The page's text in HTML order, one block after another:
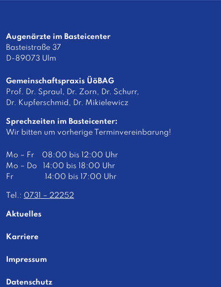
Augenärzte im Basteicenter
Basteistraße 37
D-89073 Ulm
Gemeinschaftspraxis ÜöBAG
Prof. Dr. Spraul, Dr. Zorn, Dr. Schurr,
Dr. Kupferschmid, Dr. Mikielewicz
Sprechzeiten im Basteicenter:
Wir bitten um vorherige Terminvereinbarung!
Mo – Fr 08:00 bis 12:00 Uhr
Mo – Do 14:00 bis 18:00 Uhr
Fr 14:00 bis 17:00 Uhr
Tel.: 0731 – 22252
Aktuelles
Karriere
Impressum
Datenschutz